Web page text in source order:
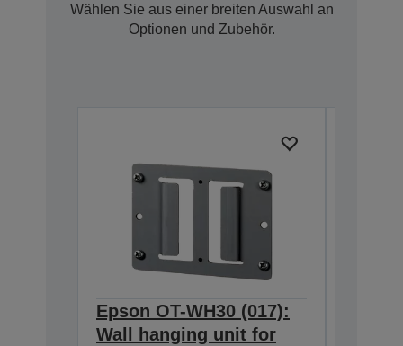
Wählen Sie aus einer breiten Auswahl an
Optionen und Zubehör.
Epson OT-WH30 (017):
Wall hanging unit for